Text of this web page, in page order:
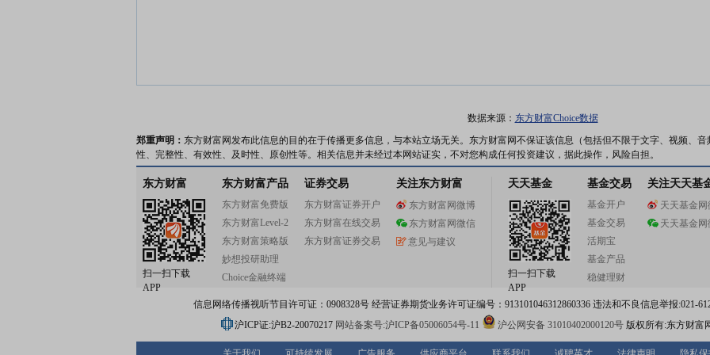
数据来源： 东方财富Choice数据
郑重声明： 东方财富网发布此信息的目的在于传播更多信息，与本站立场无关。东方财富网不保证该信息（包括但不限于文字、视频、
性、完整性、有效性、及时性、原创性等。相关信息并未经过本网站证实，不对您构成任何投资建议，据此操作，风险自担。
东方财富
扫一扫下载
APP
东方财富产品
东方财富免费版
东方财富Level-2
东方财富策略版
妙想投研助理
Choice金融终端
证券交易
东方财富证券开户
东方财富在线交易
东方财富证券交易
关注东方财富
东方财富网微博
东方财富网微信
意见与建议
天天基金
扫一扫下载
APP
基金交易
基金开户
基金交易
活期宝
基金产品
稳健理财
关注天天基
天天基金网
天天基金网
信息网络传播视听节目许可证：0908328号 经营证券期货业务许可证编号：913101046312860336 违法和不良信息举报:021-
沪ICP证:沪B2-20070217 网站备案号:沪ICP备05006054号-11 沪公网安备 31010402000120号版权所有:东方财富